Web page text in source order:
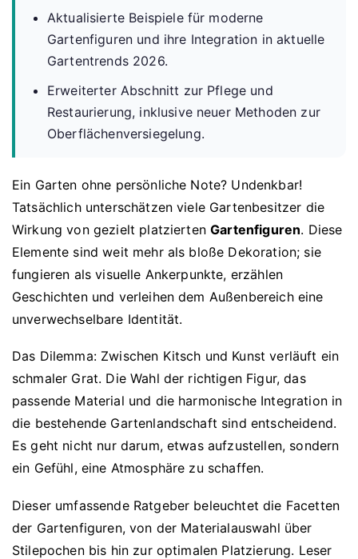
Aktualisierte Beispiele für moderne
Gartenfiguren und ihre Integration in aktuelle
Gartentrends 2026.
Erweiterter Abschnitt zur Pflege und
Restaurierung, inklusive neuer Methoden zur
Oberflächenversiegelung.
Ein Garten ohne persönliche Note? Undenkbar!
Tatsächlich unterschätzen viele Gartenbesitzer die
Wirkung von gezielt platziertenGartenfiguren. Diese
Elemente sind weit mehr als bloße Dekoration; sie
fungieren als visuelle Ankerpunkte, erzählen
Geschichten und verleihen dem Außenbereich eine
unverwechselbare Identität.
Das Dilemma: Zwischen Kitsch und Kunst verläuft ein
schmaler Grat. Die Wahl der richtigen Figur, das
passende Material und die harmonische Integration in
die bestehende Gartenlandschaft sind entscheidend.
Es geht nicht nur darum, etwas aufzustellen, sondern
ein Gefühl, eine Atmosphäre zu schaffen.
Dieser umfassende Ratgeber beleuchtet die Facetten
der Gartenfiguren, von der Materialauswahl über
Stilepochen bis hin zur optimalen Platzierung. Leser